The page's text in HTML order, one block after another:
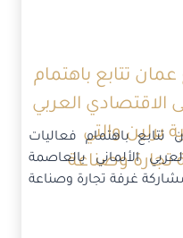
شركة ساحات المدن فرع عمان تتابع باهتمام
الاقتصادي العربي
برلين والتي
وصناعة
شركة ساحات المدن فرع عمان تتابع باهتمام فعاليات
الألماني بالعاصمة
مشاركة غرفة تجارة وصناعة